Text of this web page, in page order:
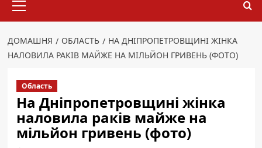
меню
ДОМАШНЯ ОБЛАСТЬ
НА ДНІПРОПЕТРОВЩИНІ ЖІНКА
НАЛОВИЛА РАКІВ МАЙЖЕ НА МІЛЬЙОН ГРИВЕНЬ (ФОТО)
Область
На Дніпропетровщині жінка
наловила раків майже на
мільйон гривень (фото)